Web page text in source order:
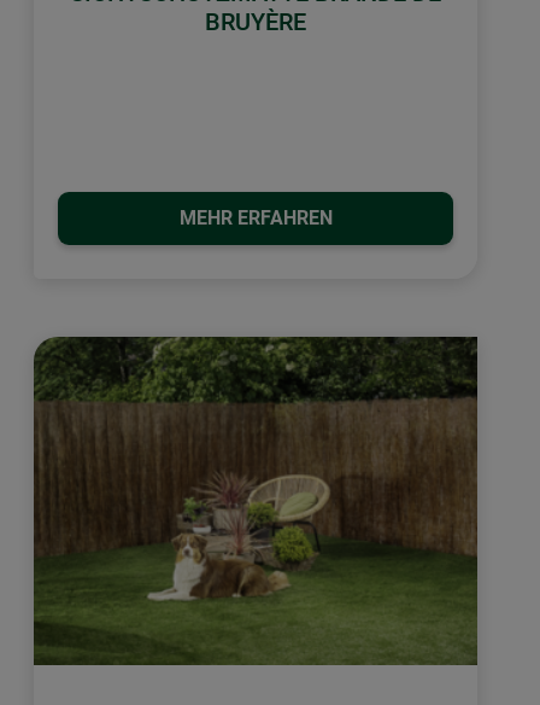
BRUYÈRE
MEHR ERFAHREN